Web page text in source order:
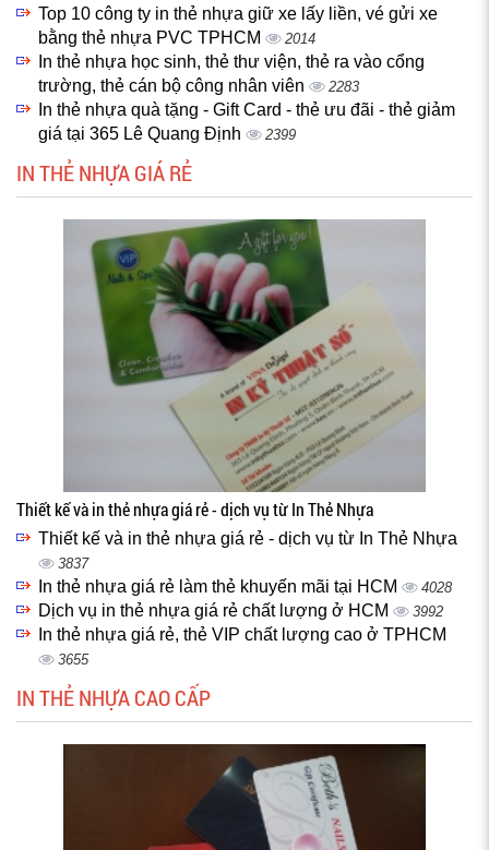
Top 10 công ty in thẻ nhựa giữ xe lấy liền, vé gửi xe
bằng thẻ nhựa PVC TPHCM
2014
In thẻ nhựa học sinh, thẻ thư viện, thẻ ra vào cổng
trường, thẻ cán bộ công nhân viên
2283
In thẻ nhựa quà tặng - Gift Card - thẻ ưu đãi - thẻ giảm
giá tại 365 Lê Quang Định
2399
IN THẺ NHỰA GIÁ RẺ
Thiết kế và in thẻ nhựa giá rẻ - dịch vụ từ In Thẻ Nhựa
Thiết kế và in thẻ nhựa giá rẻ - dịch vụ từ In Thẻ Nhựa
3837
In thẻ nhựa giá rẻ làm thẻ khuyến mãi tại HCM 4028
Dịch vụ in thẻ nhựa giá rẻ chất lượng ở HCM 3992
In thẻ nhựa giá rẻ, thẻ VIP chất lượng cao ở TPHCM
3655
IN THẺ NHỰA CAO CẤP